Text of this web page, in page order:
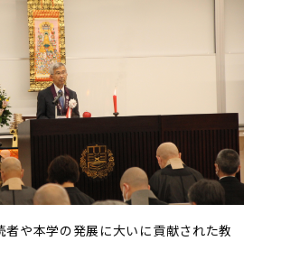
者や本学の発展に大いに貢献された教